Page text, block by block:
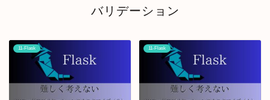
バリデーション
11-Flask 11-Flask